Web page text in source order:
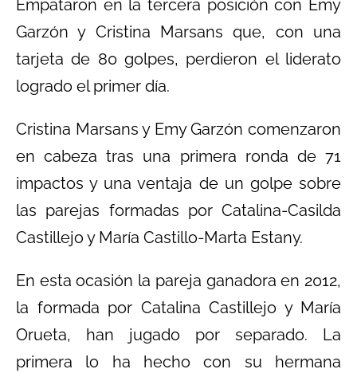
Empataron en la tercera posición con Emy
Garzón y Cristina Marsans que, con una
tarjeta de 80 golpes, perdieron el liderato
logrado el primer día.
Cristina Marsans y Emy Garzón comenzaron
en cabeza tras una primera ronda de 71
impactos y una ventaja de un golpe sobre
las parejas formadas por Catalina-Casilda
Castillejo y María Castillo-Marta Estany.
En esta ocasión la pareja ganadora en 2012,
la formada por Catalina Castillejo y María
Orueta, han jugado por separado. La
primera lo ha hecho con su hermana